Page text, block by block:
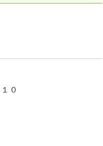
０